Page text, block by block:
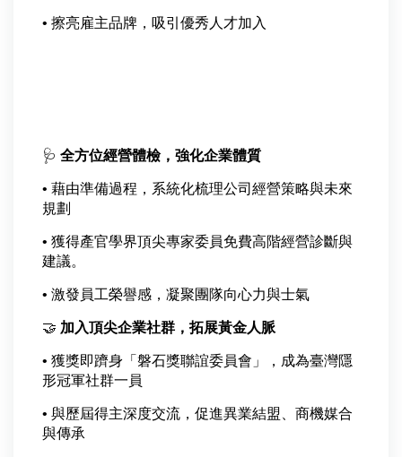
• 擦亮雇主品牌，吸引優秀人才加入
🩺 全方位經營體檢，強化企業體質
• 藉由準備過程，系統化梳理公司經營策略與未來
規劃
• 獲得產官學界頂尖專家委員免費高階經營診斷與
建議。
• 激發員工榮譽感，凝聚團隊向心力與士氣
🤝 加入頂尖企業社群，拓展黃金人脈
• 獲獎即躋身「磐石獎聯誼委員會」，成為臺灣隱
形冠軍社群一員
• 與歷屆得主深度交流，促進異業結盟、商機媒合
與傳承